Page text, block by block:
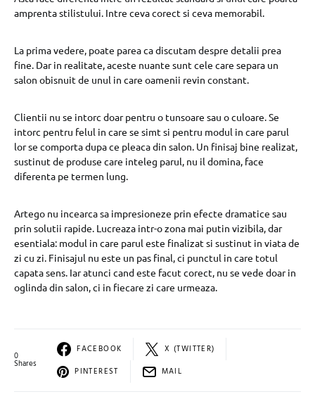
amprenta stilistului. Intre ceva corect si ceva memorabil.
La prima vedere, poate parea ca discutam despre detalii prea
fine. Dar in realitate, aceste nuante sunt cele care separa un
salon obisnuit de unul in care oamenii revin constant.
Clientii nu se intorc doar pentru o tunsoare sau o culoare. Se
intorc pentru felul in care se simt si pentru modul in care parul
lor se comporta dupa ce pleaca din salon. Un finisaj bine realizat,
sustinut de produse care inteleg parul, nu il domina, face
diferenta pe termen lung.
Artego nu incearca sa impresioneze prin efecte dramatice sau
prin solutii rapide. Lucreaza intr-o zona mai putin vizibila, dar
esentiala: modul in care parul este finalizat si sustinut in viata de
zi cu zi. Finisajul nu este un pas final, ci punctul in care totul
capata sens. Iar atunci cand este facut corect, nu se vede doar in
oglinda din salon, ci in fiecare zi care urmeaza.
0
Shares
FACEBOOK
X (TWITTER)
PINTEREST
MAIL